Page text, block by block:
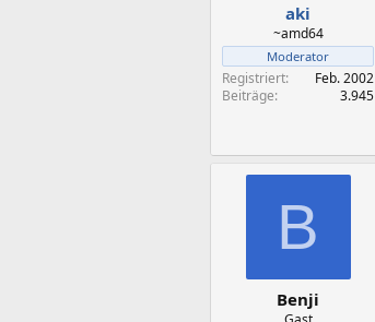
aki
~amd64
Moderator
Registriert
Feb. 2002
Beiträge
3.945
B
Benji